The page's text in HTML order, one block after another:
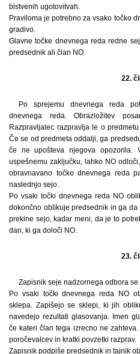
bistvenih ugotovitvah.
Praviloma je potrebno za vsako točko
gradivo.
Glavne točke dnevnega reda redne
predsednik ali član NO.
22.
Po sprejemu dnevnega reda
dnevnega reda. Obrazložitev
Razpravljalec razpravlja le o
Če se od predmeta oddalji, ga
če ne upošteva njegova
uspešnemu zaključku, lahko NO
obravnavano točko dnevnega reda
naslednjo sejo.
Po vsaki točki dnevnega reda NO
dokončno oblikuje predsednik in ga
prekine sejo, kadar meni, da je to
dan, ki ga določi NO.
23.
Zapisnik seje nadzornega odbora
Po vsaki točki dnevnega reda NO
sklepa. Zapišejo se sklepi, ki jih
navedejo rezultati glasovanja. Imen
če kateri član tega izrecno ne
poročevalcev in kratki povzetki razprav.
Zapisnik podpiše predsednik in tajnik